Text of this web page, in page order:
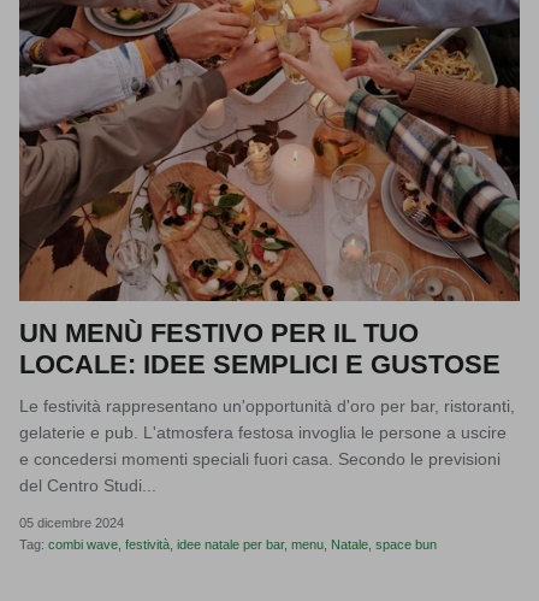
UN MENÙ FESTIVO PER IL TUO
LOCALE: IDEE SEMPLICI E GUSTOSE
Le festività rappresentano un'opportunità d'oro per bar, ristoranti,
gelaterie e pub. L'atmosfera festosa invoglia le persone a uscire
e concedersi momenti speciali fuori casa. Secondo le previsioni
del Centro Studi...
05 dicembre 2024
Tag: combi wave festività idee natale per bar menu Natale space bun